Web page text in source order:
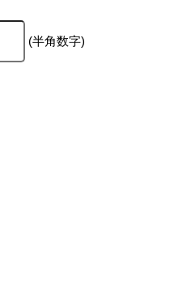
(半角数字)